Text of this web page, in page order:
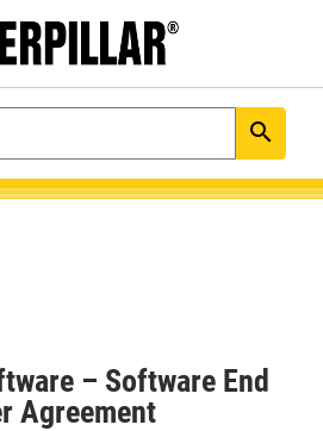
search
– Software End
Agreement